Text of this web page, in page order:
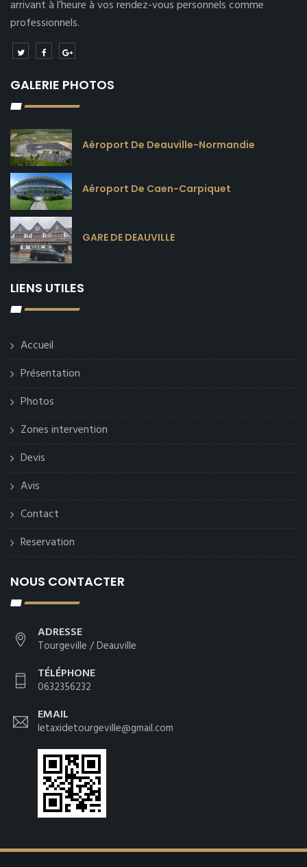
arrivant à l’heure à vos rendez-vous personnels comme
professionnels.
GALERIE PHOTOS
Aéroport De Deauville-Normandie
Aéroport De Caen-Carpiquet
GARE DE DEAUVILLE
LIENS UTILES
Accueil
Présentation
Photos
Zones intervention
Devis
Avis
Contact
Reservation
NOUS CONTACTER
ADRESSE
Tourgeville / Deauville
TÉLÉPHONE
0632356232
EMAIL
letaxidetourgeville@gmail.com